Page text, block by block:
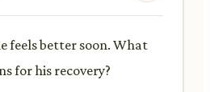
feels better soon. What
for his recovery?